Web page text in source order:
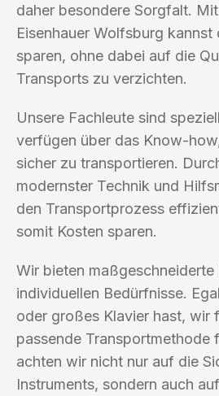
daher besondere Sorgfalt.
Eisenhauer Wolfsburg kannst
sparen, ohne dabei auf die
Transports zu verzichten.
Unsere Fachleute sind
verfügen über das Know-
sicher zu transportieren.
modernster Technik und
den Transportprozess
somit Kosten sparen.
Wir bieten
individuellen Bedürfnisse.
oder großes Klavier hast, wir
passende Transportmethode
achten wir nicht nur auf die
Instruments, sondern auch